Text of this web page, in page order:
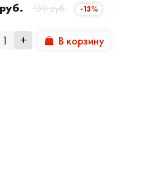
150 руб. -13%
+ В корзину